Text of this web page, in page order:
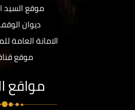
موقع السيد
ديوان
الامانة العامة
موقع
مواقع